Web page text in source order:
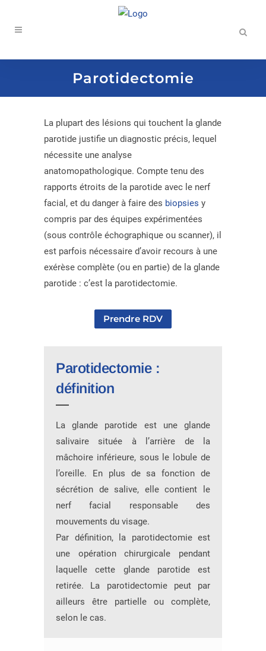
Parotidectomie
La plupart des lésions qui touchent la glande
parotide justifie un diagnostic précis, lequel
nécessite une analyse
anatomopathologique. Compte tenu des
rapports étroits de la parotide avec le nerf
facial, et du danger à faire des biopsies y
compris par des équipes expérimentées
(sous contrôle échographique ou scanner), il
est parfois nécessaire d’avoir recours à une
exérèse complète (ou en partie) de la glande
parotide : c’est la parotidectomie.
Prendre RDV
Parotidectomie :
définition
La glande parotide est une glande
salivaire située à l’arrière de la
mâchoire inférieure, sous le lobule de
l’oreille. En plus de sa fonction de
sécrétion de salive, elle contient le
nerf facial responsable des
mouvements du visage.
Par définition, la parotidectomie est
une opération chirurgicale pendant
laquelle cette glande parotide est
retirée. La parotidectomie peut par
ailleurs être partielle ou complète,
selon le cas.